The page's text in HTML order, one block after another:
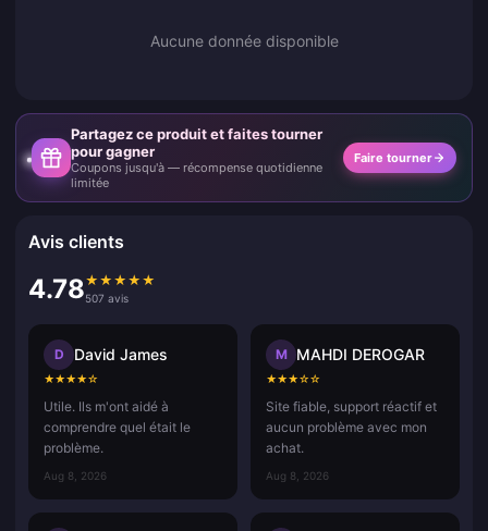
Aucune donnée disponible
Partagez ce produit et faites tourner
pour gagner
Coupons jusqu'à — récompense quotidienne
limitée
Faire tourner
Avis clients
4.78★ ★ ★ ★ ★
507 avis
D David James
★★★★☆
Utile. Ils m'ont aidé à
comprendre quel était le
problème.
Aug 8, 2026
M MAHDI DEROGAR
★★★☆☆
Site fiable, support réactif et
aucun problème avec mon
achat.
Aug 8, 2026